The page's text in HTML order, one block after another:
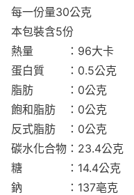
每一份量30公克
本包裝含5份
熱量 ：96大卡
蛋白質 ：0.5公克
脂肪 ：0公克
飽和脂肪 ：0公克
反式脂肪 ：0公克
碳水化合物：23.4公克
糖 ：14.4公克
鈉 ：137亳克